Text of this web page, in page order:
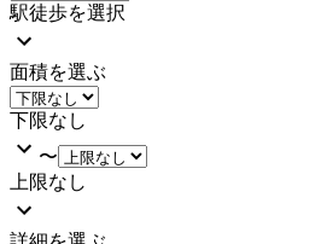
駅徒歩を選択
面積を選ぶ
下限なし
〜
上限なし